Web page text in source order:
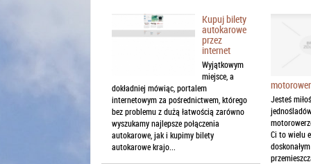
Kupuj bilety
autokarowe
przez
internet
Wyjątkowym
miejsce, a
dokładniej mówiąc, portalem
internetowym za pośrednictwem, którego
bez problemu z dużą łatwością zarówno
wyszukamy najlepsze połączenia
autokarowe, jak i kupimy bilety
autokarowe krajo...
Jesteś
Ci to wielu